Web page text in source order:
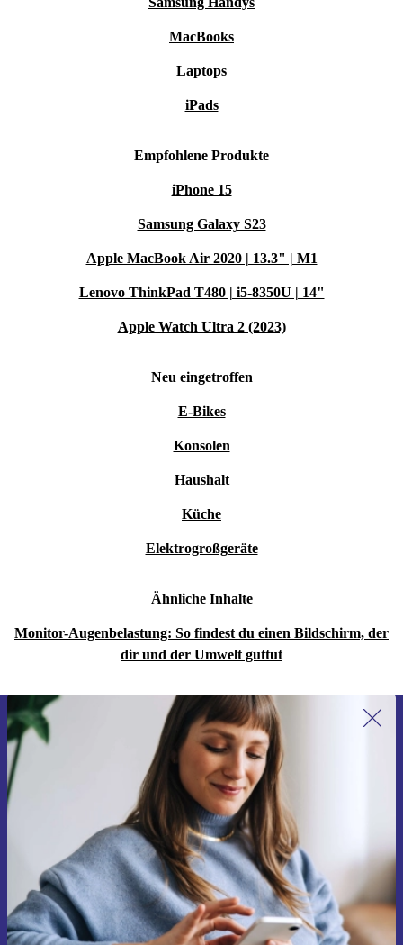
MacBooks
Laptops
iPads
Empfohlene Produkte
iPhone 15
Samsung Galaxy S23
Apple MacBook Air 2020 | 13.3" | M1
Lenovo ThinkPad T480 | i5-8350U | 14"
Apple Watch Ultra 2 (2023)
Neu eingetroffen
E-Bikes
Konsolen
Haushalt
Küche
Elektrogroßgeräte
Ähnliche Inhalte
Monitor-Augenbelastung: So findest du einen Bildschirm, der
dir und der Umwelt guttut
Erstmals zum Newsletter anmelden,
15 € sparen!
Verpasse kein Angebot mehr.
Gutschein anfordern
Informationen über die Verwendung personenbezogener Daten findest
du in unserer
Datenschutzerklärung.